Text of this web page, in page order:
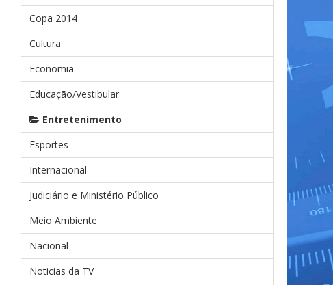
Copa 2014
Cultura
Economia
Educação/Vestibular
Entretenimento
Esportes
Internacional
Judiciário e Ministério Público
Meio Ambiente
Nacional
Noticias da TV